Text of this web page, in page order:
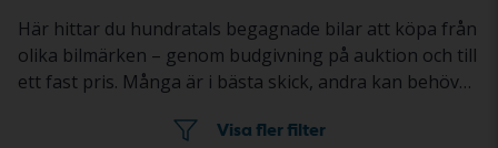
Här hittar du hundratals begagnade bilar att köpa från
olika bilmärken – genom budgivning på auktion och till
ett fast pris. Många är i bästa skick, andra kan behövas
resultatet redovisat i bilens annons. Så köper du en
Visa fler filter